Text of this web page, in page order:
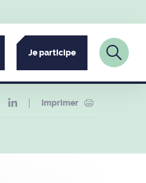
Je participe
Imprimer